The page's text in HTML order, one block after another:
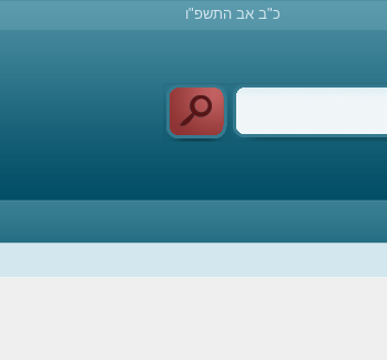
כ"ב אב התשפ"ו